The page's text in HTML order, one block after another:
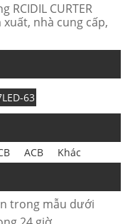
RCIDIL CURTER
xuất, nhà cung cấp,
63
ACB
Khác
trong mẫu dưới